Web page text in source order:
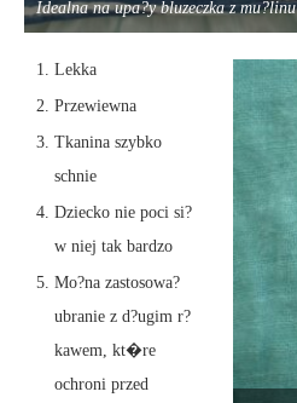
Idealna na upa?y bluzeczka z mu?linu
Lekka
Przewiewna
Tkanina szybko
schnie
Dziecko nie poci si?
w niej tak bardzo
Mo?na zastosowa?
ubranie z d?ugim r?
kawem, kt�re
ochroni przed